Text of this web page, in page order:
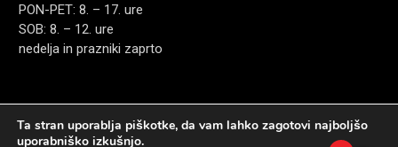
PON-PET: 8. – 17. ure
SOB: 8. – 12. ure
nedelja in prazniki zaprto
Ta stran uporablja piškotke, da vam lahko zagotovi najboljšo
uporabniško izkušnjo.